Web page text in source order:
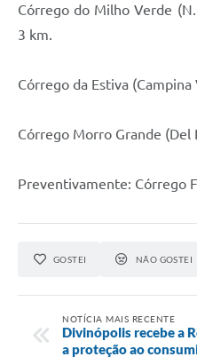
Córrego do Milho Verde (N.
3 km.
Córrego da Estiva (Campina
Córrego Morro Grande (Del
Preventivamente: Córrego
GOSTEI NÃO GOSTEI
NOTÍCIA MAIS RECENTE
Divinópolis recebe a
a proteção ao